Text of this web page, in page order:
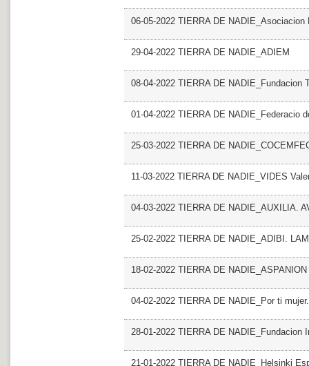
06-05-2022 TIERRA DE NADIE_Asociacion
29-04-2022 TIERRA DE NADIE_ADIEM
08-04-2022 TIERRA DE NADIE_Fundacion
01-04-2022 TIERRA DE NADIE_Federacio
25-03-2022 TIERRA DE
11-03-2022 TIERRA DE NADIE_VIDES
04-03-2022 TIERRA DE NADIE_AUXILIA.
25-02-2022 TIERRA DE NADIE_ADIBI.
18-02-2022 TIERRA DE NADIE_ASPANION
04-02-2022 TIERRA DE NADIE_Por ti
28-01-2022 TIERRA DE NADIE_Fundacion
21-01-2022 TIERRA DE NADIE_Helsinki